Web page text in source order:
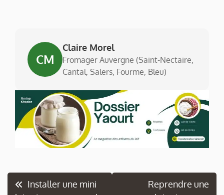
CM
Claire Morel
Fromager Auvergne (Saint-Nectaire,
Cantal, Salers, Fourme, Bleu)
Navigation
Installer une mini
Reprendre une